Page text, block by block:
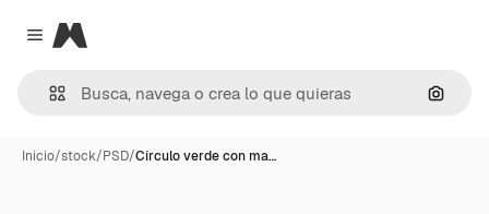
Close menu
Magnific
Inicio/stock/PSD/Círculo verde con ma…